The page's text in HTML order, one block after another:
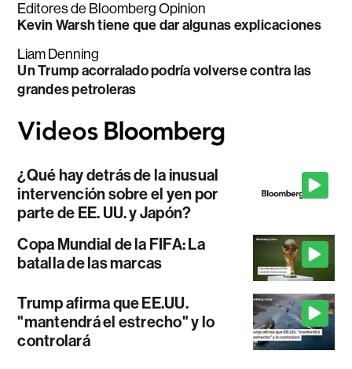
Editores de Bloomberg Opinion
Kevin Warsh tiene que dar algunas explicaciones
Liam Denning
Un Trump acorralado podría volverse contra las
grandes petroleras
¿Qué hay detrás de la inusual
intervención sobre el yen por
parte de EE. UU. y Japón?
Copa Mundial de la FIFA: La
batalla de las marcas
Trump afirma que EE.UU.
"mantendrá el estrecho" y lo
controlará